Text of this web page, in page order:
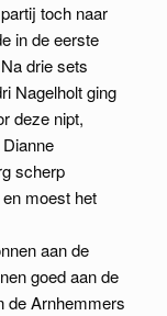
toch naar
in de eerste
drie sets
Nagelholt ging
deze nipt,
scherp
moest het
aan de
goed aan de
de Arnhemmers